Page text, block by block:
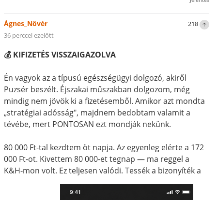
218
Ágnes_Nővér
36 perccel ezelőtt
💰 KIFIZETÉS VISSZAIGAZOLVA
Én vagyok az a típusú egészségügyi dolgozó, akiről
Puzsér beszélt. Éjszakai műszakban dolgozom, még
mindig nem jövök ki a fizetésemből. Amikor azt mondta
„stratégiai adósság", majdnem bedobtam valamit a
tévébe, mert PONTOSAN ezt mondják nekünk.
80 000 Ft-tal kezdtem öt napja. Az egyenleg elérte a 172
000 Ft-ot. Kivettem 80 000-et tegnap — ma reggel a
K&H-mon volt. Ez teljesen valódi. Tessék a bizonyíték a